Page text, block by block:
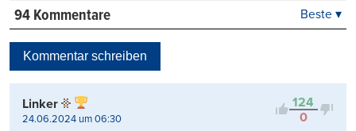
94 Kommentare
Kontrovers
Beste ▾
Kommentar schreiben
124
0
Linker
24.06.2024 um 06:30